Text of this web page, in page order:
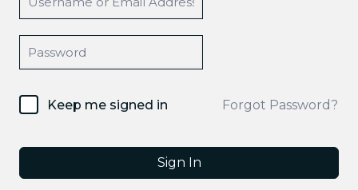
Keep me signed in Forgot Password?
Sign In